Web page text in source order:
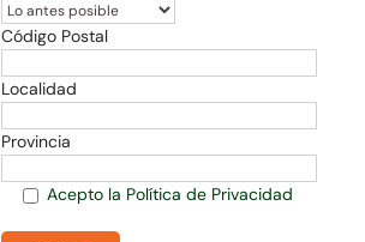
Código Postal
Localidad
Provincia
Acepto la Política de Privacidad